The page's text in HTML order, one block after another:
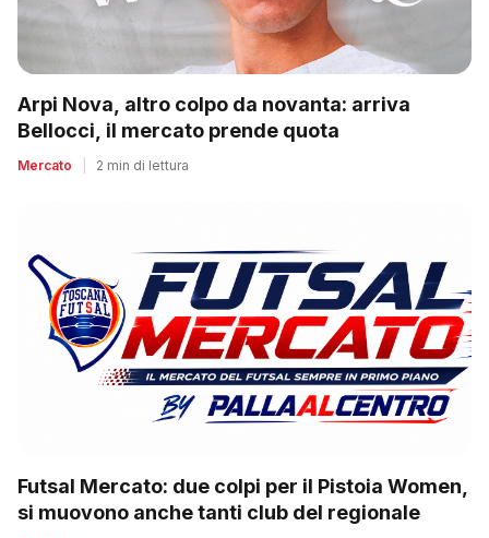
Arpi Nova, altro colpo da novanta: arriva
Bellocci, il mercato prende quota
Mercato 2 min di lettura
Futsal Mercato: due colpi per il Pistoia Women,
si muovono anche tanti club del regionale